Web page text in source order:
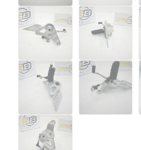
Carrello
Contatti